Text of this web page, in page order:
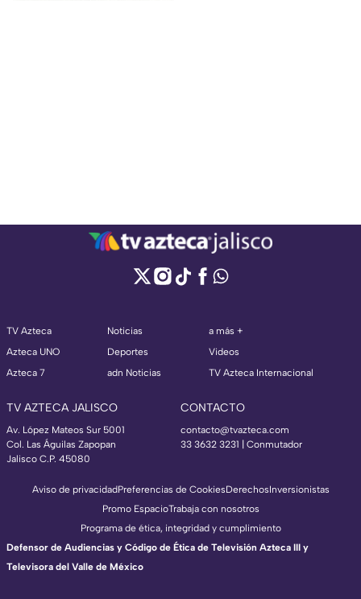
TV Azteca
Azteca UNO
Azteca 7
Noticias
Deportes
adn Noticias
a más +
Videos
TV Azteca Internacional
TV AZTECA JALISCO
Av. López Mateos Sur 5001
Col. Las Águilas Zapopan
Jalisco C.P. 45080
CONTACTO
contacto@tvazteca.com
33 3632 3231 | Conmutador
Aviso de privacidadPreferencias de CookiesDerechosInversionistas
Promo EspacioTrabaja con nosotros
Programa de ética, integridad y cumplimiento
Defensor de Audiencias y Código de Ética de Televisión Azteca III y
Televisora del Valle de México